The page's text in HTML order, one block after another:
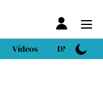
Vídeos DN Sport